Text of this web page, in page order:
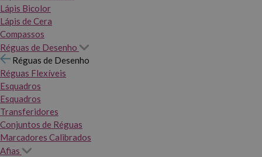
Lápis Bicolor
Lápis de Cera
Compassos
Réguas de Desenho
Réguas de Desenho
Réguas Flexíveis
Esquadros
Esquadros
Transferidores
Conjuntos de Réguas
Marcadores Calibrados
Afias